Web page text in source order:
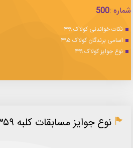
شماره :500
نکات خواندنی کولاک ۴۹۹
اسامی برندگان کولاک ۴۹۵
نوع جوایز کولاک ۴۹۹
نوع جوایز مسابقات کلبه ۳۵۹/ نیمه اول مهر